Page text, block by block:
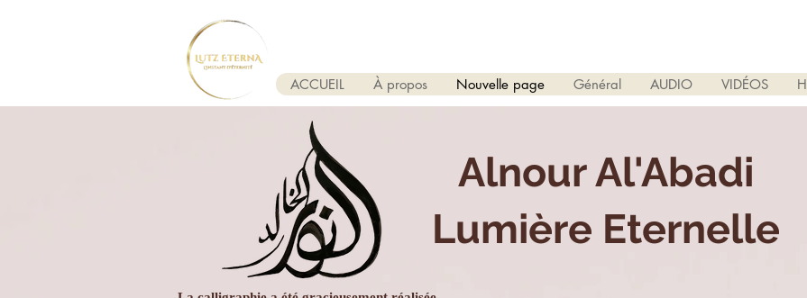
ACCUEIL À propos Nouvelle page Général AUDIO VIDÉOS
Alnour Al'Abadi
Lumière Eternelle